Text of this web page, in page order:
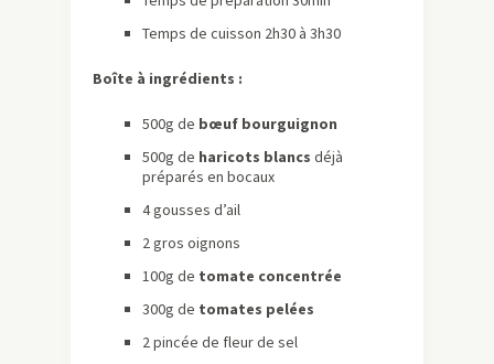
Temps de cuisson 2h30 à 3h30
Boîte à ingrédients :
500g de bœuf bourguignon
500g de haricots blancs déjà
préparés en bocaux
4 gousses d’ail
2 gros oignons
100g de tomate concentrée
300g de tomates pelées
2 pincée de fleur de sel